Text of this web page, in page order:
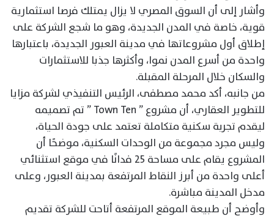
وأشار إلى أن السوق المصري لا يزال يمتلك فرصا استثمارية
قوية، خاصة في المدن الجديدة، وهو ما شجع الشركة على
إطلاق أول مشروعاتها في مدينة العبور الجديدة، باعتبارها
واحدة من أسرع المدن نموا، وأكثرها جذبا للاستثمارات
والسكان خلال المرحلة المقبلة.
من جانبه، أكد محمد مصطفى، الرئيس التنفيذي لشركة مزايا
للتطوير العقاري، أن مشروع ” Town Ten ” تم تصميمه
ليقدم تجربة سكنية متكاملة تعتمد على جودة الحياة،
وليس مجرد مجموعة من الوحدات السكنية، موضحًا أن
المشروع يقام على مساحة 25 فدانًا في موقع استثنائي
أعلى واحدة من أبرز النقاط المرتفعة بمدينة العبور، وعلى
مدخل المدينة مباشرة.
وأوضح أن طبيعة الموقع المرتفعة أتاحت للشركة تقديم